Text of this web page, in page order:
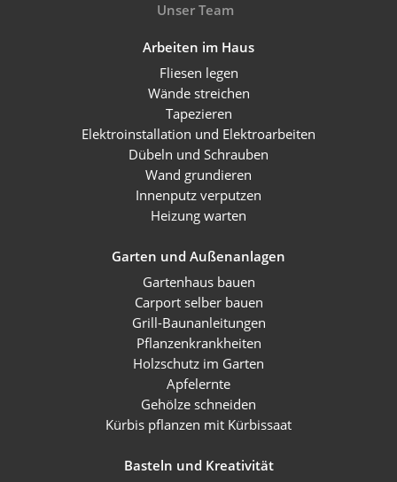
Unser Team
Arbeiten im Haus
Fliesen legen
Wände streichen
Tapezieren
Elektroinstallation und Elektroarbeiten
Dübeln und Schrauben
Wand grundieren
Innenputz verputzen
Heizung warten
Garten und Außenanlagen
Gartenhaus bauen
Carport selber bauen
Grill-Baunanleitungen
Pflanzenkrankheiten
Holzschutz im Garten
Apfelernte
Gehölze schneiden
Kürbis pflanzen mit Kürbissaat
Basteln und Kreativität